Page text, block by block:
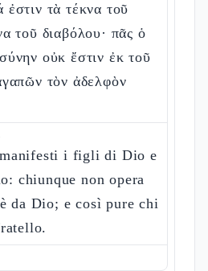
τὰ τέκνα τοῦ
τοῦ διαβόλου· πᾶς ὁ
οὐκ ἔστιν ἐκ τοῦ
τὸν ἀδελφὸν
manifesti i figli di Dio e
chiunque non opera
da Dio; e così pure chi